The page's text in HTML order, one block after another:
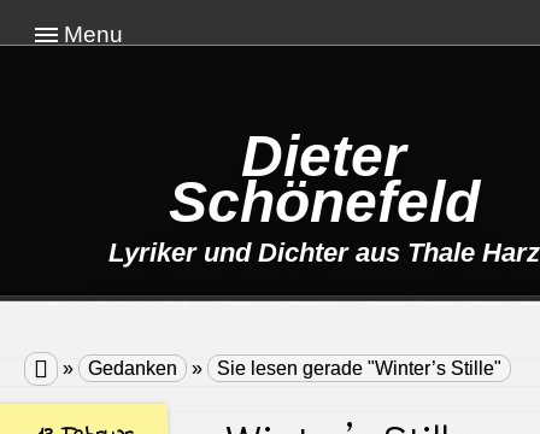
Menu
Dieter
Schönefeld
Lyriker und Dichter aus Thale Harz
 » Gedanken » Sie lesen gerade "Winter’s Stille"